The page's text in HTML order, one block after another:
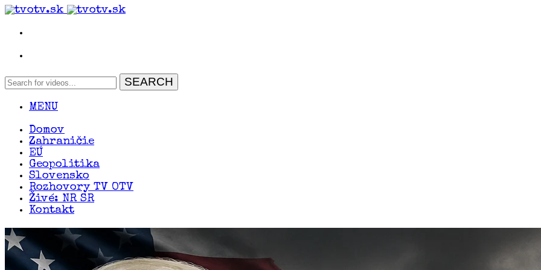
MENU
Domov
Zahraničie
EÚ
Geopolitika
Slovensko
Rozhovory TV OTV
Živé: NR SR
Kontakt